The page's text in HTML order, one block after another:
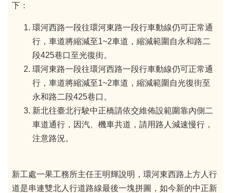
下：
環河西路一段往環河東路一段行車動線仍可正常通
行，車道將縮減至1~2車道，縮減範圍自永和路二
段425巷口至光復街。
環河東路一段往環河西路一段行車動線仍可正常通
行，車道將縮減至1~2車道，縮減範圍自光復街至
永和路二段425巷口。
新北往臺北行駛中正橋請依交維佈設範圍靠內側二
車道通行，因汽、機車共道，請用路人減速慢行，
注意路況。
新工處一果工務所主任王明輝說明，環河東西路上方人行
道是串連雙北人行道路線最後一塊拼圖，如今新的中正新